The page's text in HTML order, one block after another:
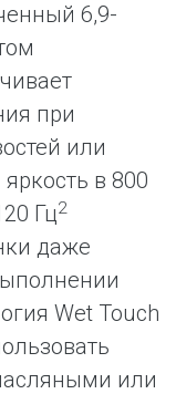
6,9-
при
или
в 800
Гц2
даже
Wet Touch
или